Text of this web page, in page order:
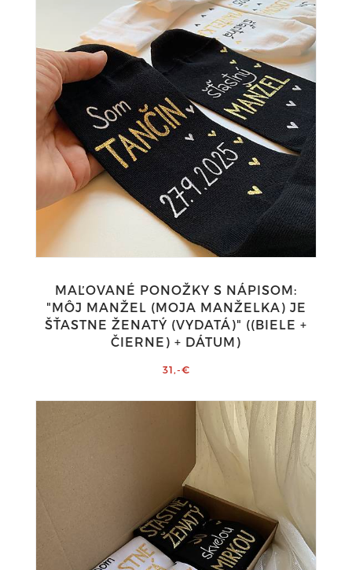
MAĽOVANÉ PONOŽKY S NÁPISOM:
"MÔJ MANŽEL (MOJA MANŽELKA) JE
ŠŤASTNE ŽENATÝ (VYDATÁ)" ((BIELE +
ČIERNE) + DÁTUM)
31,-€